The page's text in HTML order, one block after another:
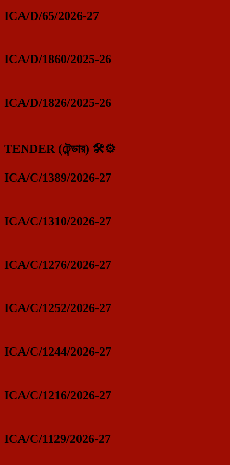
ICA/D/65/2026-27
ICA/D/1860/2025-26
ICA/D/1826/2025-26
TENDER (টেন্ডার) 🛠️⚙️
ICA/C/1389/2026-27
ICA/C/1310/2026-27
ICA/C/1276/2026-27
ICA/C/1252/2026-27
ICA/C/1244/2026-27
ICA/C/1216/2026-27
ICA/C/1129/2026-27